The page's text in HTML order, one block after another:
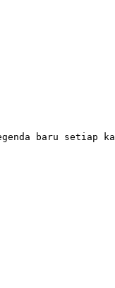
baru setiap